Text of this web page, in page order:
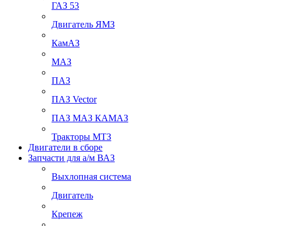
ГАЗ 53
Двигатель ЯМЗ
КамАЗ
МАЗ
ПАЗ
ПАЗ Vector
ПАЗ МАЗ КАМАЗ
Тракторы МТЗ
Двигатели в сборе
Запчасти для а/м ВАЗ
Выхлопная система
Двигатель
Крепеж